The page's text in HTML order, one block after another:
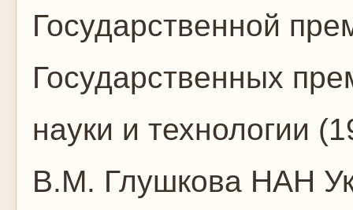
Государственной
Государственных
науки и технологии
В.М. Глушкова НАН